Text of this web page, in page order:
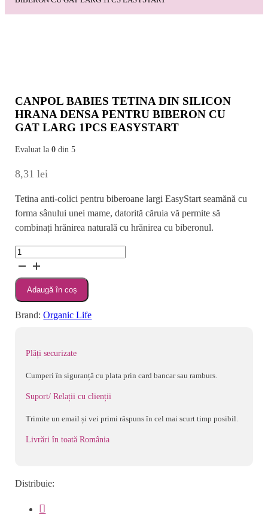
CANPOL BABIES TETINA DIN SILICON
HRANA DENSA PENTRU BIBERON CU
GAT LARG 1PCS EASYSTART
Evaluat la0 din 5
8,31lei
Tetina anti-colici pentru biberoane largi EasyStart seamănă cu
forma sânului unei mame, datorită căruia vă permite să
combinați hrănirea naturală cu hrănirea cu biberonul.
Cantitate
CANPOL
BABIES
TETINA
SILICON
DENSA
BIBERON
CU
LARG
1PCS
Adaugă în coș
Brand:Organic Life
Plăți securizate
Cumperi în siguranță cu plata prin card bancar sau ramburs.
Suport/ Relații cu clienții
Trimite un email și vei primi răspuns în cel mai scurt timp posibil.
Livrări în toată România
Distribuie: